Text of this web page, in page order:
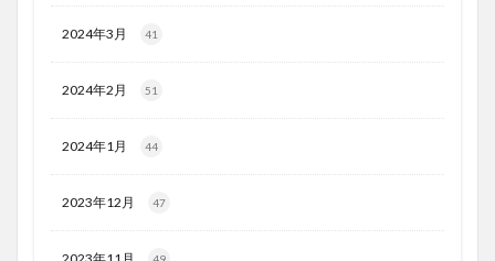
2024年3月 41
2024年2月 51
2024年1月 44
2023年12月 47